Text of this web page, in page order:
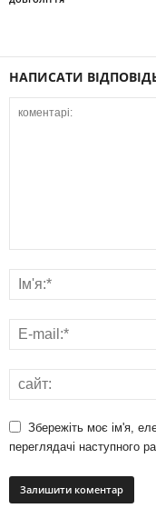
НАПИСАТИ
Збережіть моє ім'я,
переглядачі наступного